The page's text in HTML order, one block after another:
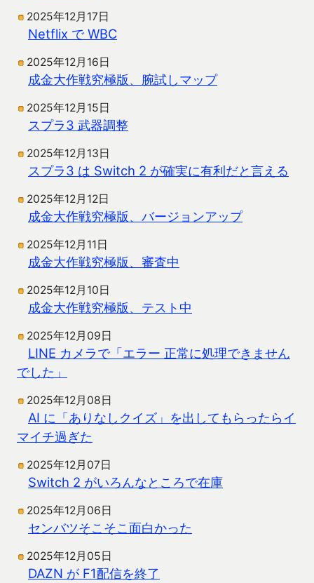
2025年12月17日
Netflix で WBC
2025年12月16日
成金大作戦究極版、腕試しマップ
2025年12月15日
スプラ3 武器調整
2025年12月13日
スプラ3 は Switch 2 が確実に有利だと言える
2025年12月12日
成金大作戦究極版、バージョンアップ
2025年12月11日
成金大作戦究極版、審査中
2025年12月10日
成金大作戦究極版、テスト中
2025年12月09日
LINE カメラで「エラー 正常に処理できません
でした」
2025年12月08日
AI に「ありなしクイズ」を出してもらったらイ
マイチ過ぎた
2025年12月07日
Switch 2 がいろんなところで在庫
2025年12月06日
センバツそこそこ面白かった
2025年12月05日
DAZN が F1配信を終了